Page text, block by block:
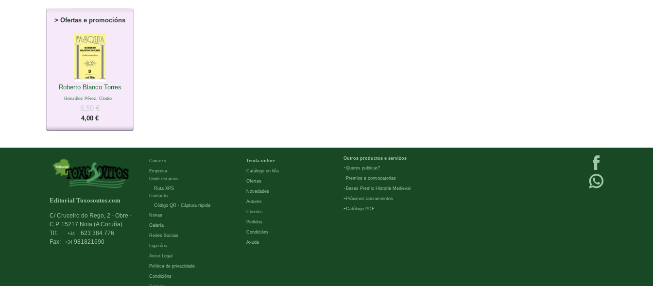
> Ofertas e promocións
Roberto Blanco Torres
González Pérez, Clodio
6,50 €
4,00 €
Editorial Toxosoutos.com
C/ Cruceiro do Rego, 2 - Obre -
C.P. 15217 Noia (A Coruña)
Tlf:
+34
623 384 776
Fax:
+34 981821690
Comezo
Empresa
Onde estamos
Ruta XPS
Contacto
Código QR - Cáptura rápida
Novas
Galería
Redes Sociais
Ligazóns
Aviso Legal
Política de privacidade
Condicións
Tenda online
Catálogo en liña
Ofertas
Novedades
Autores
Clientes
Pedidos
Condicións
Axuda
Outros productos e servizos
-Queres publicar?
- Premios e convocatorias
- Bases Premio Historia Medieval
- Próximos lanzamientos
-Católogo PDF